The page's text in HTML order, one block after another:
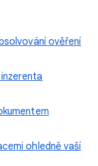
ověření
ohledně vaší